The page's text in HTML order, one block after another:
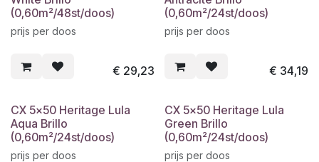
(0,60m²/48st/doos)
prijs per doos
€ 29,23
(0,60m²/24st/doos)
prijs per doos
€ 34,19
CX 5x50 Heritage Lula
Aqua Brillo
(0,60m²/24st/doos)
prijs per doos
CX 5x50 Heritage Lula
Green Brillo
(0,60m²/24st/doos)
prijs per doos